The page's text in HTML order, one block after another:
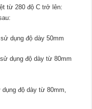
từ 280 độ C trở lên:
dụng độ dày 50mm
dụng độ dày từ 80mm
độ dày từ 80mm,